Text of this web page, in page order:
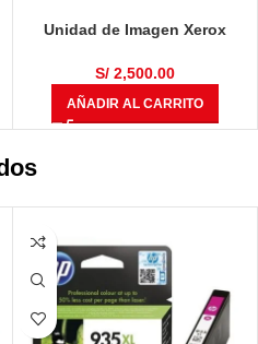
Unidad de Imagen Xerox
S/2,500.00
AÑADIR AL CARRITO